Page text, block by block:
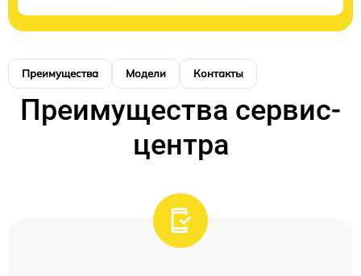
Преимущества Модели Контакты
Преимущества сервис-
центра